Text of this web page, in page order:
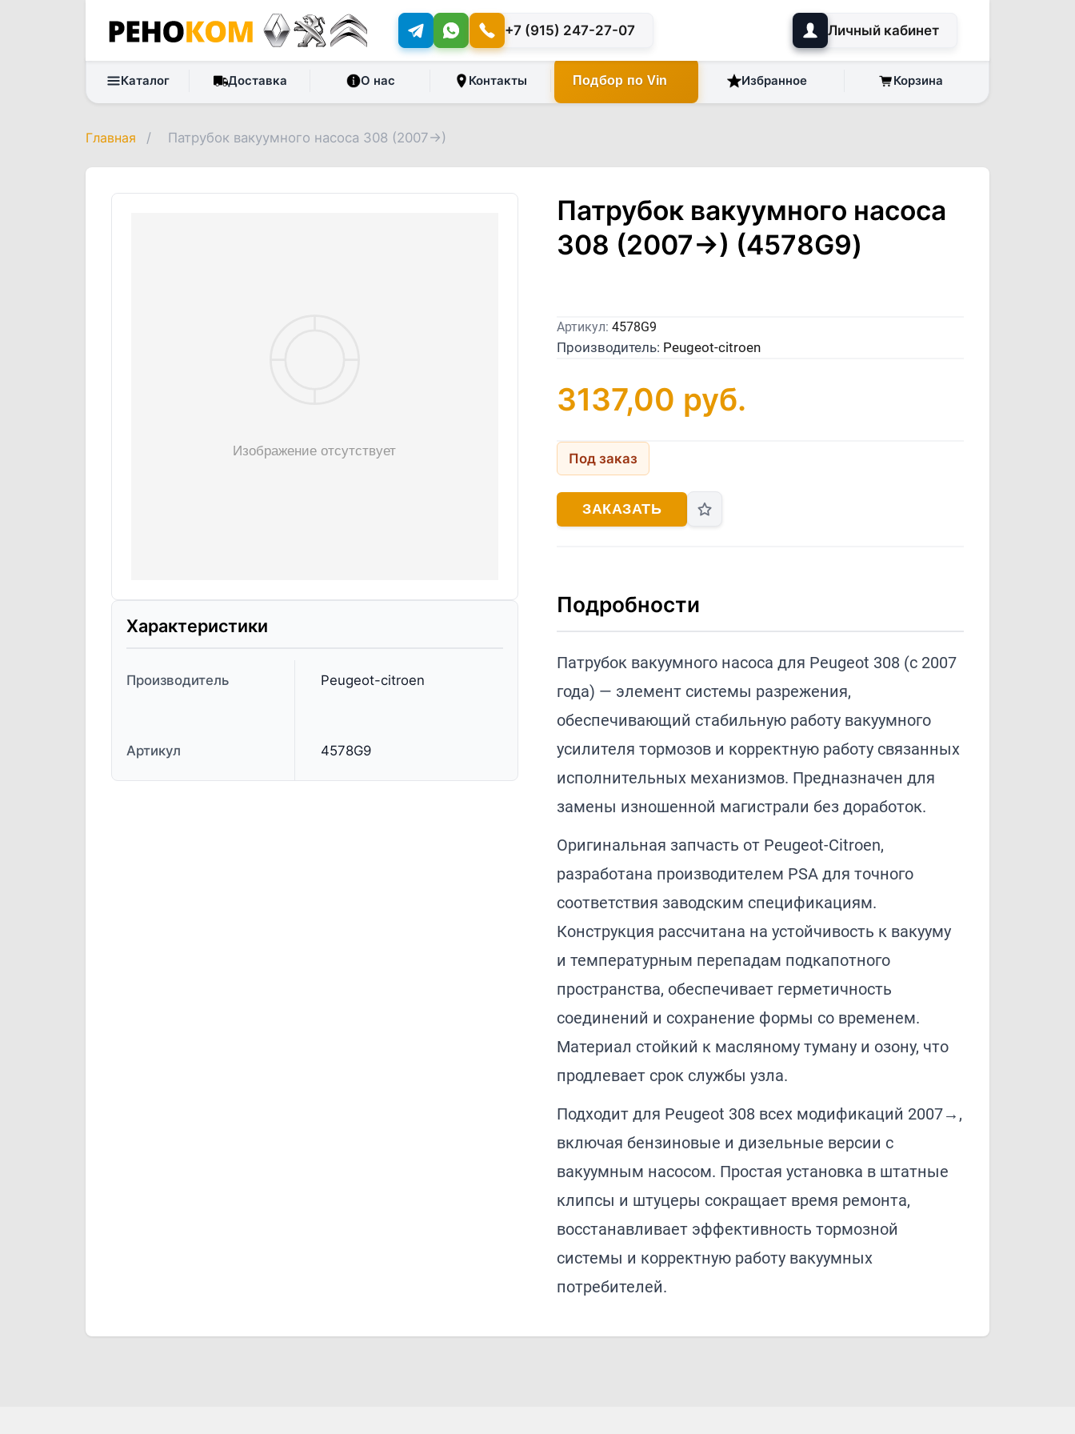
+7 (915) 247-27-07 Личный кабинет
Каталог Доставка О нас Контакты Подбор по Vin Избранное Корзина
Главная / Патрубок вакуумного насоса 308 (2007->)
Характеристики
Производитель Peugeot-citroen
Артикул 4578G9
Патрубок вакуумного насоса
308 (2007->) (4578G9)
Артикул: 4578G9
Производитель: Peugeot-citroen
3137,00 руб.
Под заказ
ЗАКАЗАТЬ
Подробности
Патрубок вакуумного насоса для Peugeot 308 (с 2007
года) — элемент системы разрежения,
обеспечивающий стабильную работу вакуумного
усилителя тормозов и корректную работу связанных
исполнительных механизмов. Предназначен для
замены изношенной магистрали без доработок.
Оригинальная запчасть от Peugeot-Citroen,
разработана производителем PSA для точного
соответствия заводским спецификациям.
Конструкция рассчитана на устойчивость к вакууму
и температурным перепадам подкапотного
пространства, обеспечивает герметичность
соединений и сохранение формы со временем.
Материал стойкий к масляному туману и озону, что
продлевает срок службы узла.
Подходит для Peugeot 308 всех модификаций 2007→,
включая бензиновые и дизельные версии с
вакуумным насосом. Простая установка в штатные
клипсы и штуцеры сокращает время ремонта,
восстанавливает эффективность тормозной
системы и корректную работу вакуумных
потребителей.